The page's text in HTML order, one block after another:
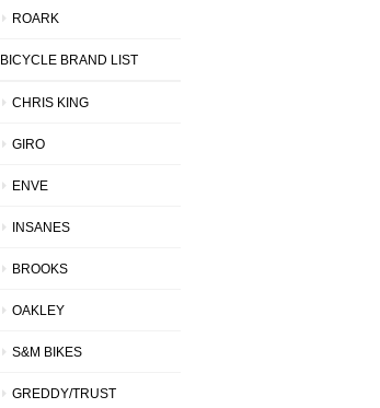
ROARK
BICYCLE BRAND LIST
CHRIS KING
GIRO
ENVE
INSANES
BROOKS
OAKLEY
S&M BIKES
GREDDY/TRUST